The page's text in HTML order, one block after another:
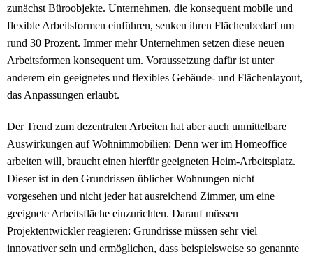
zunächst Büroobjekte. Unternehmen, die konsequent mobile und
flexible Arbeitsformen einführen, senken ihren Flächenbedarf um
rund 30 Prozent. Immer mehr Unternehmen setzen diese neuen
Arbeitsformen konsequent um. Voraussetzung dafür ist unter
anderem ein geeignetes und flexibles Gebäude- und Flächenlayout,
das Anpassungen erlaubt.
Der Trend zum dezentralen Arbeiten hat aber auch unmittelbare
Auswirkungen auf Wohnimmobilien: Denn wer im Homeoffice
arbeiten will, braucht einen hierfür geeigneten Heim-Arbeitsplatz.
Dieser ist in den Grundrissen üblicher Wohnungen nicht
vorgesehen und nicht jeder hat ausreichend Zimmer, um eine
geeignete Arbeitsfläche einzurichten. Darauf müssen
Projektentwickler reagieren: Grundrisse müssen sehr viel
innovativer sein und ermöglichen, dass beispielsweise so genannte